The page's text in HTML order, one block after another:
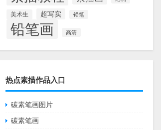
美术生 超写实 铅笔
铅笔画 高清
热点素描作品入口
碳素笔画图片
碳素笔画